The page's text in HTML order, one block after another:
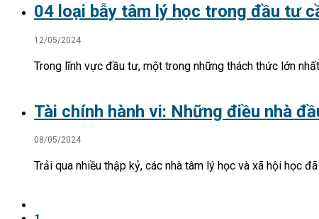
04 loại bẫy tâm lý học trong đầu tư
12/05/2024
Trong lĩnh vực đầu tư, một trong những thách thức lớn
Tài chính hành vi: Những điều nhà
08/05/2024
Trải qua nhiều thập kỷ, các nhà tâm lý học và xã hội học